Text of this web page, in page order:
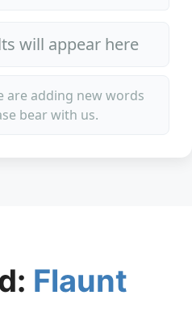
will appear here
are adding new words
bear with us.
Flaunt